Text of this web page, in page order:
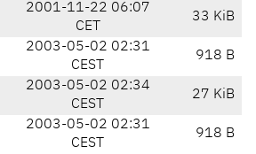
2001-11-22 06:07
CET
33 KiB
2003-05-02 02:31
CEST
918 B
2003-05-02 02:34
CEST
27 KiB
2003-05-02 02:31
CEST
918 B